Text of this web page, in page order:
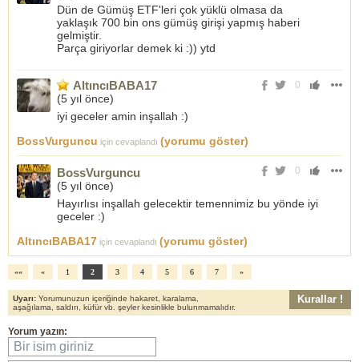
Dün de Gümüş ETF'leri çok yüklü olmasa da
yaklaşık 700 bin ons gümüş girişi yapmış haberi
gelmiştir.
Parça giriyorlar demek ki :)) ytd
0
AltıncıBABA17
(5 yıl önce)
iyi geceler amin inşallah :)
BossVurguncu için cevaplandı (yorumu göster)
0
BossVurguncu
(5 yıl önce)
Hayırlısı inşallah gelecektir temennimiz bu yönde iyi
geceler :)
AltıncıBABA17 için cevaplandı (yorumu göster)
«« « 1 2 3 4 5 6 7 »
Uyarı: Yorumunuzun içeriğinde hakaret, karalama,
aşağılama, saldırı, küfür vb. şeyler kesinlikle bulunmamalıdır.
Kurallar !
Yorum yazın:
Bir isim giriniz